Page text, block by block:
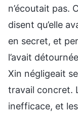
n’écoutait pas.
disent qu’elle
en secret, et
l’avait
Xin négligeait
travail concret.
inefficace, et